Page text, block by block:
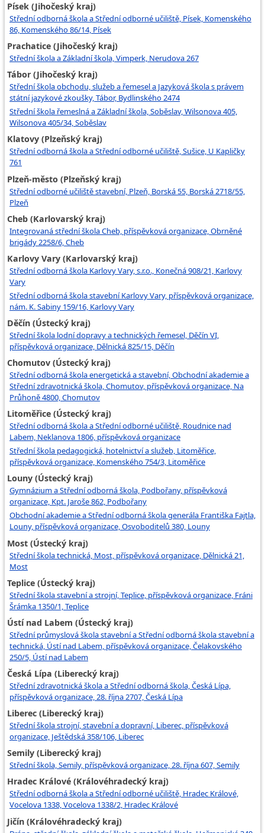
Písek (Jihočeský kraj)
Střední odborná škola a Střední odborné učiliště, Písek, Komenského
86, Komenského 86/14, Písek
Prachatice (Jihočeský kraj)
Střední škola a Základní škola, Vimperk, Nerudova 267
Tábor (Jihočeský kraj)
Střední škola obchodu, služeb a řemesel a Jazyková škola s právem
státní jazykové zkoušky, Tábor, Bydlinského 2474
Střední škola řemeslná a Základní škola, Soběslav, Wilsonova 405,
Wilsonova 405/34, Soběslav
Klatovy (Plzeňský kraj)
Střední odborná škola a Střední odborné učiliště, Sušice, U Kapličky
761
Plzeň-město (Plzeňský kraj)
Střední odborné učiliště stavební, Plzeň, Borská 55, Borská 2718/55,
Plzeň
Cheb (Karlovarský kraj)
Integrovaná střední škola Cheb, příspěvková organizace, Obrněné
brigády 2258/6, Cheb
Karlovy Vary (Karlovarský kraj)
Střední odborná škola Karlovy Vary, s.r.o., Konečná 908/21, Karlovy
Vary
Střední odborná škola stavební Karlovy Vary, příspěvková organizace,
nám. K. Sabiny 159/16, Karlovy Vary
Děčín (Ústecký kraj)
Střední škola lodní dopravy a technických řemesel, Děčín VI,
příspěvková organizace, Dělnická 825/15, Děčín
Chomutov (Ústecký kraj)
Střední odborná škola energetická a stavební, Obchodní akademie a
Střední zdravotnická škola, Chomutov, příspěvková organizace, Na
Průhoně 4800, Chomutov
Litoměřice (Ústecký kraj)
Střední odborná škola a Střední odborné učiliště, Roudnice nad
Labem, Neklanova 1806, příspěvková organizace
Střední škola pedagogická, hotelnictví a služeb, Litoměřice,
příspěvková organizace, Komenského 754/3, Litoměřice
Louny (Ústecký kraj)
Gymnázium a Střední odborná škola, Podbořany, příspěvková
organizace, Kpt. Jaroše 862, Podbořany
Obchodní akademie a Střední odborná škola generála Františka Fajtla,
Louny, příspěvková organizace, Osvoboditelů 380, Louny
Most (Ústecký kraj)
Střední škola technická, Most, příspěvková organizace, Dělnická 21,
Most
Teplice (Ústecký kraj)
Střední škola stavební a strojní, Teplice, příspěvková organizace, Fráni
Šrámka 1350/1, Teplice
Ústí nad Labem (Ústecký kraj)
Střední průmyslová škola stavební a Střední odborná škola stavební a
technická, Ústí nad Labem, příspěvková organizace, Čelakovského
250/5, Ústí nad Labem
Česká Lípa (Liberecký kraj)
Střední zdravotnická škola a Střední odborná škola, Česká Lípa,
příspěvková organizace, 28. října 2707, Česká Lípa
Liberec (Liberecký kraj)
Střední škola strojní, stavební a dopravní, Liberec, příspěvková
organizace, Ještědská 358/106, Liberec
Semily (Liberecký kraj)
Střední škola, Semily, příspěvková organizace, 28. října 607, Semily
Hradec Králové (Královéhradecký kraj)
Střední odborná škola a Střední odborné učiliště, Hradec Králové,
Vocelova 1338, Vocelova 1338/2, Hradec Králové
Jičín (Královéhradecký kraj)